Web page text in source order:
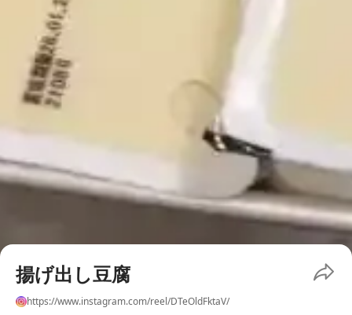
揚げ出し豆腐
https://www.instagram.com/reel/DTeOldFktaV/